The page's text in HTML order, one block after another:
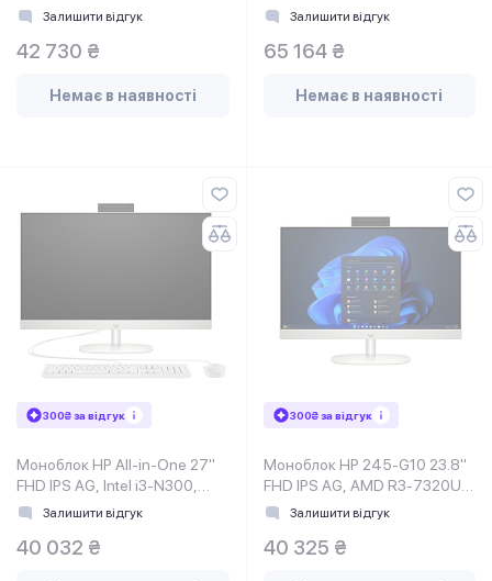
16GB, F512GB, UMA, WiFi,
Залишити відгук
42 730 ₴
Немає в наявності
16Gb, SSD512Gb, WiFi, Cam,
Залишити відгук
65 164 ₴
Немає в наявності
300₴ за відгук
Моноблок HP All-in-One 27"
FHD IPS AG, Intel i3-N300,
8GB, F512GB, UMA, WiFi,
Залишити відгук
40 032 ₴
300₴ за відгук
Моноблок HP 245-G10 23.8"
FHD IPS AG, AMD R3-7320U,
8GB, F512GB, UMA, WiFi, к
Залишити відгук
40 325 ₴